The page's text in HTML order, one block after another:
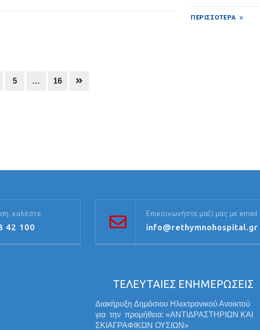
ΠΕΡΙΣΣΌΤΕΡΑ
5 … 16
καλέστε
42 100
Επικοινωνήστε μαζί μας με email
info@rethymnohospital.gr
ΤΕΛΕΥΤΑΙΕΣ ΕΝΗΜΕΡΩΣΕΙΣ
Διακήρυξη Δημόσιου Ηλεκτρονικού Ανοικτού
για την προμήθεια: «ΑΝΤΙΔΡΑΣΤΗΡΙΩΝ ΚΑΙ
ΣΚΙΑΓΡΑΦΙΚΩΝ ΟΥΣΙΩΝ»